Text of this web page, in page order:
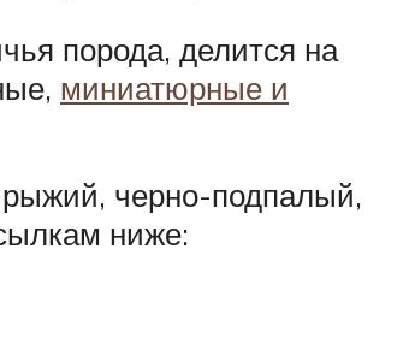
порода, делится на
миниатюрные и
черно-подпалый,
ниже: